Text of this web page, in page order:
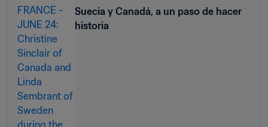
Suecia y Canadá, a un paso de hacer
historia